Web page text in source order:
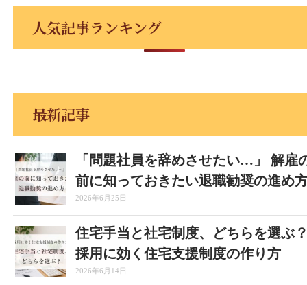
人気記事ランキング
最新記事
「問題社員を辞めさせたい…」 解雇
前に知っておきたい退職勧奨の進め
2026年6月25日
住宅手当と社宅制度、どちらを選ぶ
採用に効く住宅支援制度の作り方
2026年6月14日